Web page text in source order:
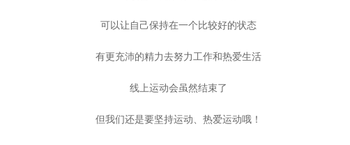
可以让自己保持在一个比较好的状态
有更充沛的精力去努力工作和热爱生活
线上运动会虽然结束了
但我们还是要坚持运动、热爱运动哦！